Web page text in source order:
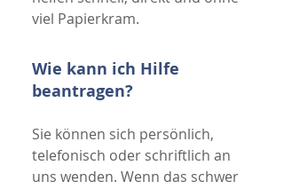
viel Papierkram.
Wie kann ich Hilfe
beantragen?
Sie können sich persönlich,
telefonisch oder schriftlich an
uns wenden. Wenn das schwer